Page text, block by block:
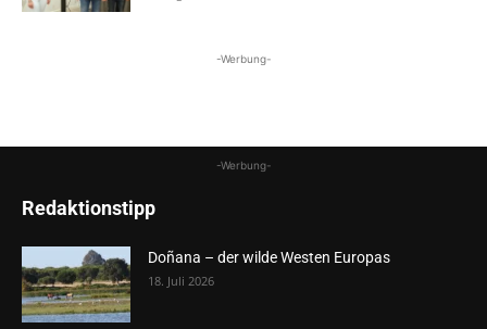
-Werbung-
-Werbung-
Redaktionstipp
Doñana – der wilde Westen Europas
18. Juli 2026